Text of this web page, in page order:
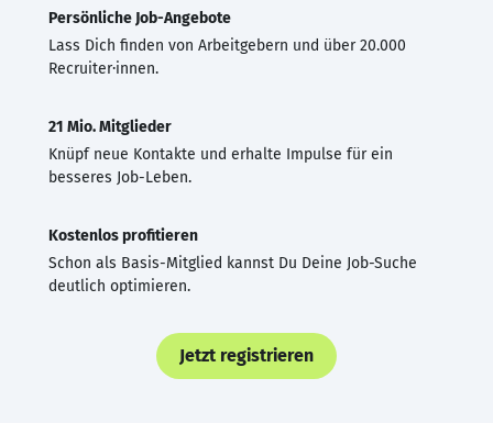
Persönliche Job-Angebote
Lass Dich finden von Arbeitgebern und über 20.000
Recruiter·innen.
21 Mio. Mitglieder
Knüpf neue Kontakte und erhalte Impulse für ein
besseres Job-Leben.
Kostenlos profitieren
Schon als Basis-Mitglied kannst Du Deine Job-Suche
deutlich optimieren.
Jetzt registrieren